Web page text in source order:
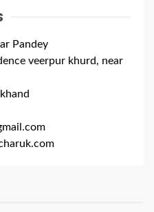
Pandey
veerpur khurd, near